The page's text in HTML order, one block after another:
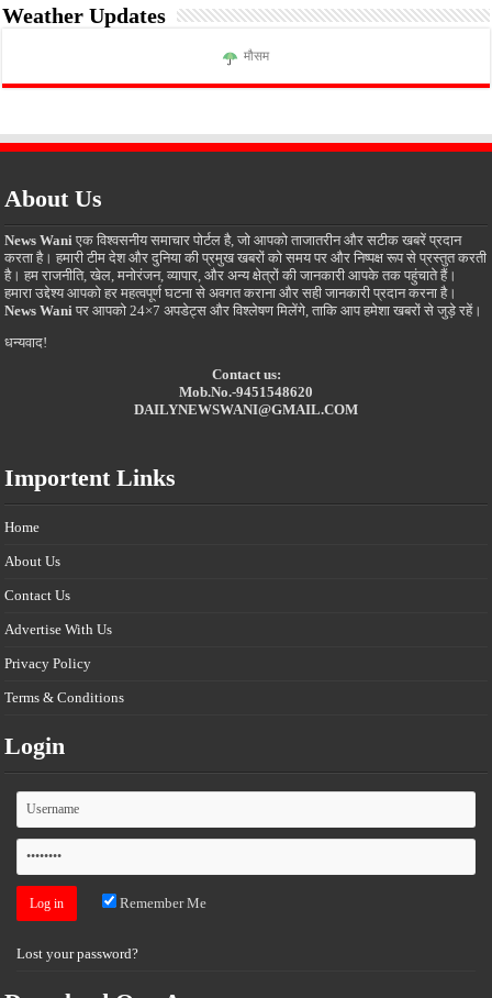
Weather Updates
मौसम
About Us
News Wani एक विश्वसनीय समाचार पोर्टल है, जो आपको ताजातरीन और सटीक खबरें प्रदान
करता है। हमारी टीम देश और दुनिया की प्रमुख खबरों को समय पर और निष्पक्ष रूप से प्रस्तुत करती
है। हम राजनीति, खेल, मनोरंजन, व्यापार, और अन्य क्षेत्रों की जानकारी आपके तक पहुंचाते हैं।
हमारा उद्देश्य आपको हर महत्वपूर्ण घटना से अवगत कराना और सही जानकारी प्रदान करना है।
News Wani पर आपको 24×7 अपडेट्स और विश्लेषण मिलेंगे, ताकि आप हमेशा खबरों से जुड़े रहें।
धन्यवाद!
Contact us:
Mob.No.-9451548620
DAILYNEWSWANI@GMAIL.COM
Importent Links
Home
About Us
Contact Us
Advertise With Us
Privacy Policy
Terms & Conditions
Login
Remember Me
Lost your password?